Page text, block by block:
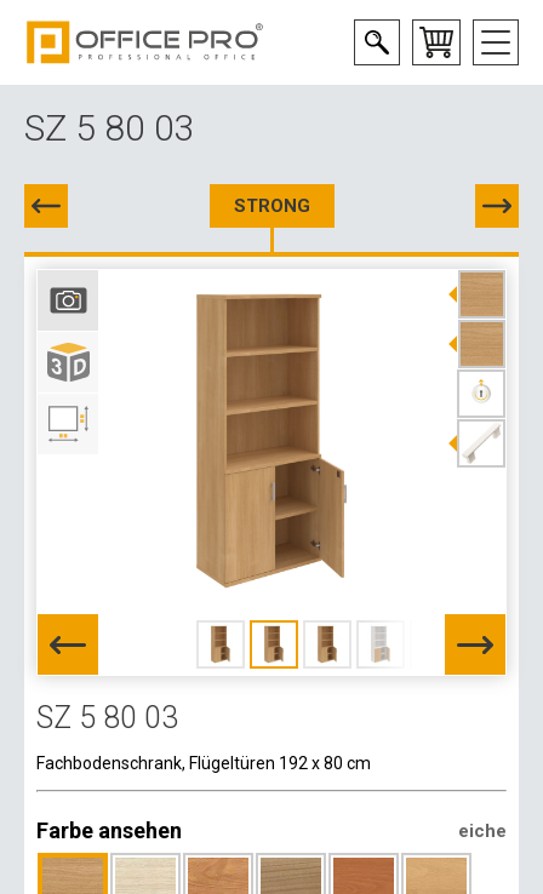
SZ 5 80 03
STRONG
SZ 5 80 03
Fachbodenschrank, Flügeltüren 192 x 80 cm
Farbe ansehen eiche